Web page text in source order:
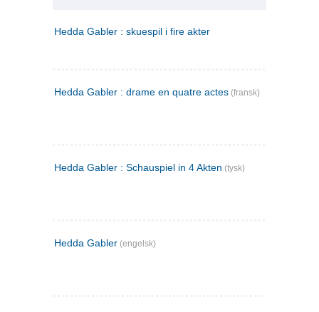
Hedda Gabler : skuespil i fire akter
Hedda Gabler : drame en quatre actes (fransk)
Hedda Gabler : Schauspiel in 4 Akten (tysk)
Hedda Gabler (engelsk)